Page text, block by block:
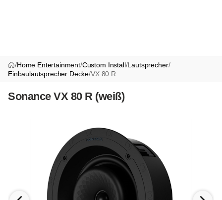
/Home Entertainment/Custom Install/Lautsprecher/
Einbaulautsprecher Decke/VX 80 R
Sonance VX 80 R (weiß)